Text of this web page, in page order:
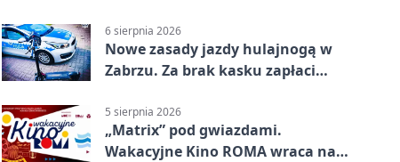
6 sierpnia 2026
Nowe zasady jazdy hulajnogą w
Zabrzu. Za brak kasku zapłaci
5 sierpnia 2026
„Matrix” pod gwiazdami.
Wakacyjne Kino ROMA wraca na